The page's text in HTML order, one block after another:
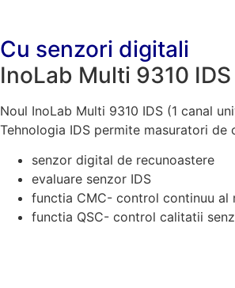
Cu senzori digitali
InoLab Multi 9310 IDS
Noul InoLab Multi 9310 IDS (1 canal
Tehnologia IDS permite masuratori
senzor digital de recunoastere
evaluare senzor IDS
functia CMC- control continuu al
functia QSC- control calitatii